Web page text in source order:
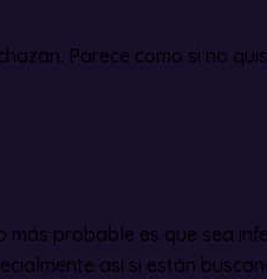
Parece como si no
probable es que sea
así si están